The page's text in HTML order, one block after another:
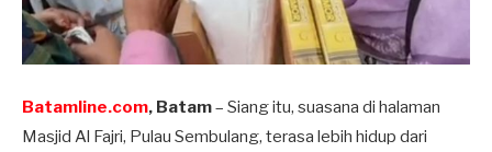
Batamline.com, Batam– Siang itu, suasana di halaman
Masjid Al Fajri, Pulau Sembulang, terasa lebih hidup dari